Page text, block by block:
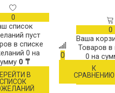
0
список
пуст
в списке
0 на
0 ₸
В
СПИСОК
0
К
СРАВНЕНИЮ
0
Ваша
Товаров в
0 на